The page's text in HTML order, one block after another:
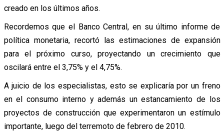
creado en los últimos años.
Recordemos que el Banco Central, en su último informe de
política monetaria, recortó las estimaciones de expansión
para el próximo curso, proyectando un crecimiento que
oscilará entre el 3,75% y el 4,75%.
A juicio de los especialistas, esto se explicaría por un freno
en el consumo interno y además un estancamiento de los
proyectos de construcción que experimentaron un estímulo
importante, luego del terremoto de febrero de 2010.